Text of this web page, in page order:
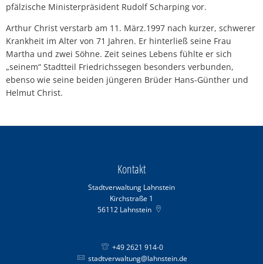
pfälzische Ministerpräsident Rudolf Scharping vor.
Arthur Christ verstarb am 11. März.1997 nach kurzer, schwerer
Krankheit im Alter von 71 Jahren. Er hinterließ seine Frau
Martha und zwei Söhne. Zeit seines Lebens fühlte er sich
„seinem“ Stadtteil Friedrichssegen besonders verbunden,
ebenso wie seine beiden jüngeren Brüder Hans-Günther und
Helmut Christ.
Kontakt
Stadtverwaltung Lahnstein
Kirchstraße 1
56112 Lahnstein
+49 2621 914-0
stadtverwaltung@lahnstein.de